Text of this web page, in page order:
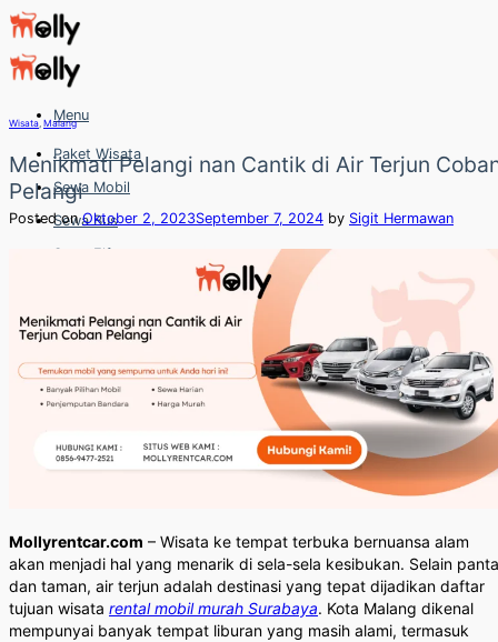
Skip
to
content
Menu
Paket Wisata
Sewa Mobil
Sewa Bus
Sewa Elf
Hubungi
Wisata Malang
Menikmati Pelangi nan Cantik di Air Terjun
Pelangi
Posted onOktober 2, 2023September 7, 2024 by Sigit Hermawan
Mollyrentcar.com – Wisata ke tempat terbuka bernuansa alam
akan menjadi hal yang menarik di sela-sela kesibukan. Selain
dan taman, air terjun adalah destinasi yang tepat dijadikan daftar
tujuan wisata rental mobil murah Surabaya. Kota Malang dikenal
mempunyai banyak tempat liburan yang masih alami, termasuk